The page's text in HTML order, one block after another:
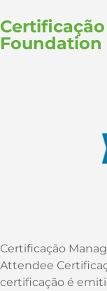
Certificação
Attendee
certificação é